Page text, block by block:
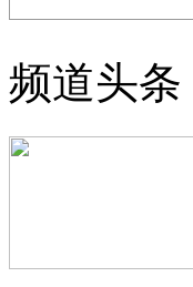
频道头条